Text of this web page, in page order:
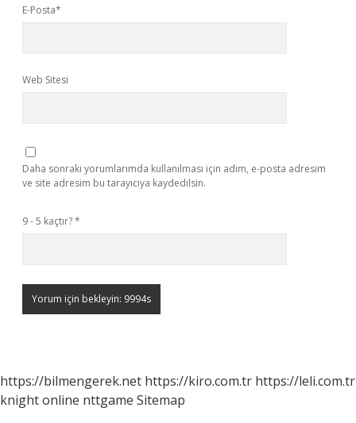
E-Posta*
Web Sitesi
Daha sonraki yorumlarımda kullanılması için adım, e-posta adresim
ve site adresim bu tarayıcıya kaydedilsin.
9 - 5 kaçtır?*
https://bilmengerek.net https://kiro.com.tr https://leli.com.tr
knight online nttgame Sitemap